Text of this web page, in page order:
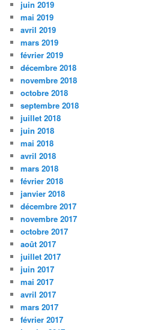
juin 2019
mai 2019
avril 2019
mars 2019
février 2019
décembre 2018
novembre 2018
octobre 2018
septembre 2018
juillet 2018
juin 2018
mai 2018
avril 2018
mars 2018
février 2018
janvier 2018
décembre 2017
novembre 2017
octobre 2017
août 2017
juillet 2017
juin 2017
mai 2017
avril 2017
mars 2017
février 2017